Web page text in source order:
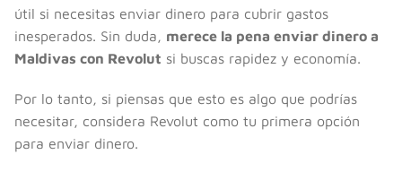
útil si necesitas enviar dinero para cubrir gastos
inesperados. Sin duda, merece la pena enviar dinero a
Maldivas con Revolut si buscas rapidez y economía.
Por lo tanto, si piensas que esto es algo que podrías
necesitar, considera Revolut como tu primera opción
para enviar dinero.